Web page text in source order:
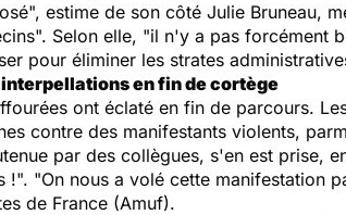
", estime de son côté Julie Bruneau,
". Selon elle, "il n'y a pas forcément
pour éliminer les strates
en fin de cortège
ont éclaté en fin de parcours.
contre des manifestants violents,
par des collègues, s'en est prise,
!". "On nous a volé cette manifestation
de France (Amuf).